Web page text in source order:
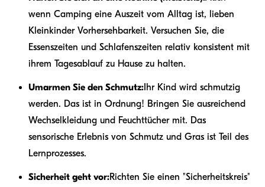
wenn Camping eine Auszeit vom Alltag ist, lieben
Kleinkinder Vorhersehbarkeit. Versuchen Sie, die
Essenszeiten und Schlafenszeiten relativ konsistent mit
ihrem Tagesablauf zu Hause zu halten.
Umarmen Sie den Schmutz: Ihr Kind wird schmutzig
werden. Das ist in Ordnung! Bringen Sie ausreichend
Wechselkleidung und Feuchttücher mit. Das
sensorische Erlebnis von Schmutz und Gras ist Teil des
Lernprozesses.
Sicherheit geht vor:Richten Sie einen "Sicherheitskreis"